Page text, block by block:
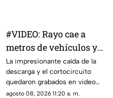
desenlace.
#VIDEO: Rayo cae a
metros de vehículos y
hace explotar poste.
La impresionante caída de la
descarga y el cortocircuito
quedaron grabados en video
durante la tormenta.
agosto 08, 2026 11:20 a. m.